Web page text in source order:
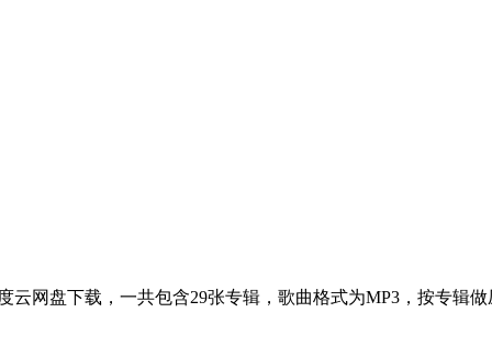
云网盘下载，一共包含29张专辑，歌曲格式为MP3，按专辑做